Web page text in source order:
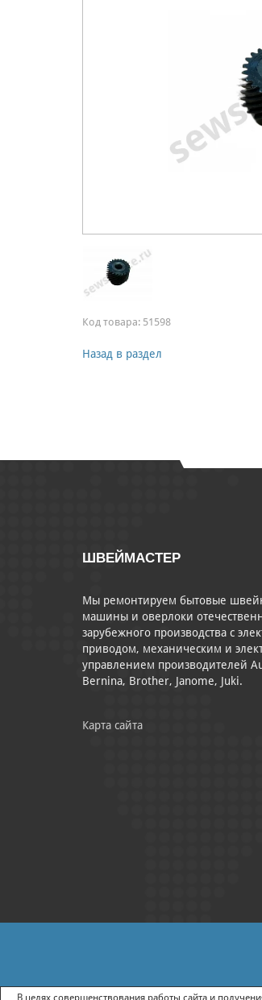
Код товара: 51598
Назад в раздел
ШВЕЙМАСТЕР
Мы ремонтируем бытовые
машины и оверлоки
зарубежного производства с
приводом, механическим и
управлением производителей
Bernina, Brother, Janome, Juki.
Карта сайта
ПОЛИТИКА КОНФИДЕНЦИАЛЬНОСТИ |
В целях совершенствования работы сайта и